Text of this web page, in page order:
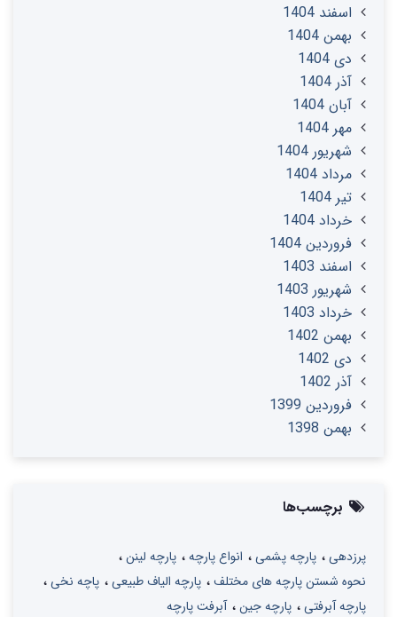
اسفند 1404
بهمن 1404
دی 1404
آذر 1404
آبان 1404
مهر 1404
شهریور 1404
مرداد 1404
تير 1404
خرداد 1404
فروردین 1404
اسفند 1403
شهریور 1403
خرداد 1403
بهمن 1402
دی 1402
آذر 1402
فروردین 1399
بهمن 1398
برچسب‌ها
پرزدهی پارچه پشمی انواع پارچه
پارچه لینن
نحوه شستن پارچه های مختلف
پارچه الیاف طبیعی
پاچه نخی
پارچه آبرفتی
پارچه جین آبرفت پارچه